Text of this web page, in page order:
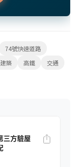
74號快速道路
建築 高鐵
交通